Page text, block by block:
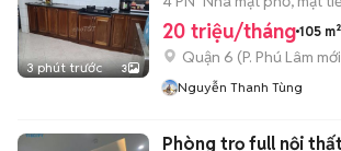
3 phút trước 3
20 triệu/tháng 105 m²
Quận 6 (P. Phú Lâm
Nguyễn Thanh Tùng
Phòng trọ full nội